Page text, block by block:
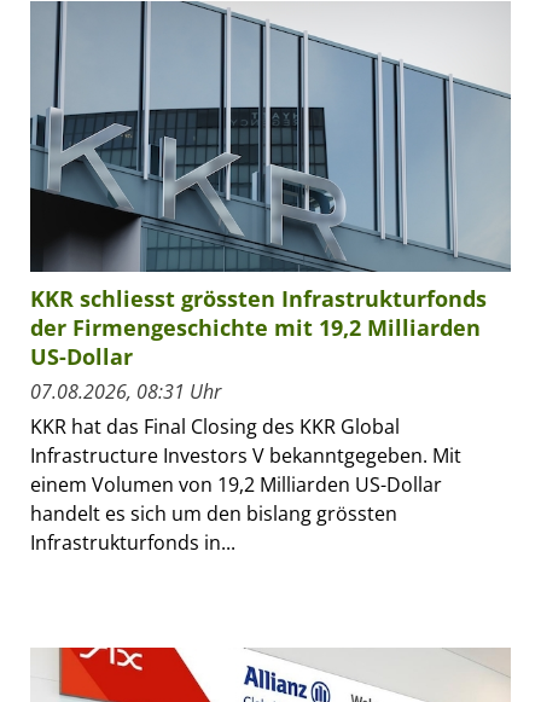
KKR schliesst grössten Infrastrukturfonds
der Firmengeschichte mit 19,2 Milliarden
US-Dollar
07.08.2026, 08:31 Uhr
KKR hat das Final Closing des KKR Global
Infrastructure Investors V bekanntgegeben. Mit
einem Volumen von 19,2 Milliarden US-Dollar
handelt es sich um den bislang grössten
Infrastrukturfonds in...